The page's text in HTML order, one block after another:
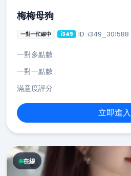
梅梅母狗
一對一忙線中 i349 ID: i349_301588
一對多點數
一對一點數
滿意度評分
立即進入
在線